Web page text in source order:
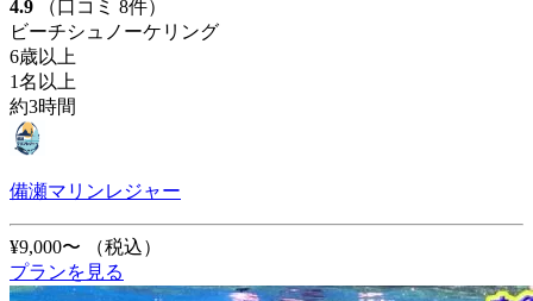
4.9
（口コミ 8件）
ビーチシュノーケリング
6歳以上
1名以上
約3時間
備瀬マリンレジャー
¥9,000〜
（税込）
プランを見る